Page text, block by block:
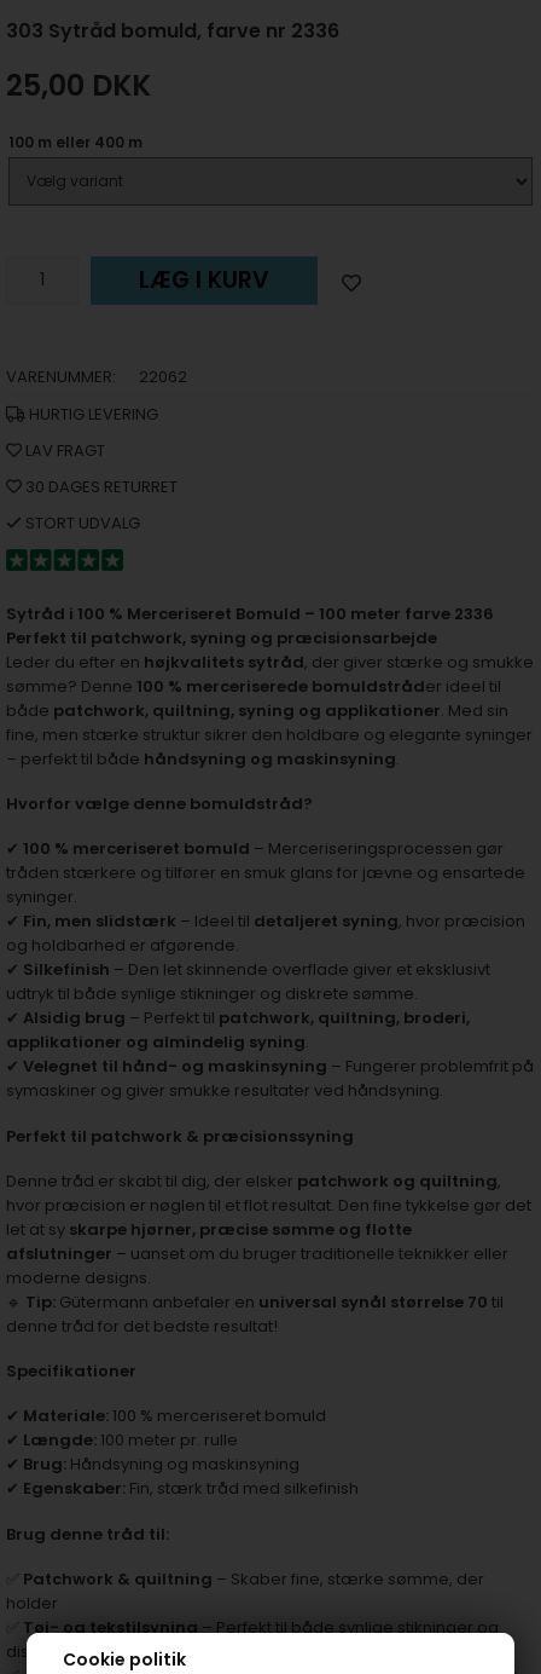
Cookie politik
303 Sytråd bomuld, farve nr 2336
25,00 DKK
100 m eller 400 m
LÆG I KURV
VARENUMMER:
22062
HURTIG LEVERING
LAV FRAGT
30 DAGES RETURRET
STORT UDVALG
Sytråd i 100 % Merceriseret Bomuld – 100 meter farve 2336
Perfekt til patchwork, syning og præcisionsarbejde
Leder du efter en højkvalitets sytråd, der giver stærke og smukke
sømme? Denne 100 % merceriserede bomuldstråder ideel til
både patchwork, quiltning, syning og applikationer. Med sin
fine, men stærke struktur sikrer den holdbare og elegante syninger
– perfekt til både håndsyning og maskinsyning.
Hvorfor vælge denne bomuldstråd?
✔ 100 % merceriseret bomuld – Merceriseringsprocessen gør
tråden stærkere og tilfører en smuk glans for jævne og ensartede
syninger.
✔ Fin, men slidstærk – Ideel til detaljeret syning, hvor præcision
og holdbarhed er afgørende.
✔ Silkefinish – Den let skinnende overflade giver et eksklusivt
udtryk til både synlige stikninger og diskrete sømme.
✔ Alsidig brug – Perfekt til patchwork, quiltning, broderi,
applikationer og almindelig syning.
✔ Velegnet til hånd- og maskinsyning – Fungerer problemfrit på
symaskiner og giver smukke resultater ved håndsyning.
Perfekt til patchwork & præcisionssyning
Denne tråd er skabt til dig, der elsker patchwork og quiltning,
hvor præcision er nøglen til et flot resultat. Den fine tykkelse gør det
let at sy skarpe hjørner, præcise sømme og flotte
afslutninger – uanset om du bruger traditionelle teknikker eller
moderne designs.
🔹 Tip: Gütermann anbefaler en universal synål størrelse 70 til
denne tråd for det bedste resultat!
Specifikationer
✔ Materiale: 100 % merceriseret bomuld
✔ Længde: 100 meter pr. rulle
✔ Brug: Håndsyning og maskinsyning
✔ Egenskaber: Fin, stærk tråd med silkefinish
Brug denne tråd til:
Patchwork & quiltning – Skaber fine, stærke sømme, der
holder
Tøj- og tekstilsyning– Perfekt til både synlige stikninger og
diskrete sømme